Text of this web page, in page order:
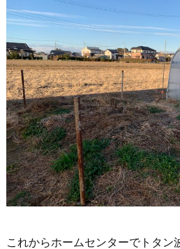
これからホームセンターでトタン